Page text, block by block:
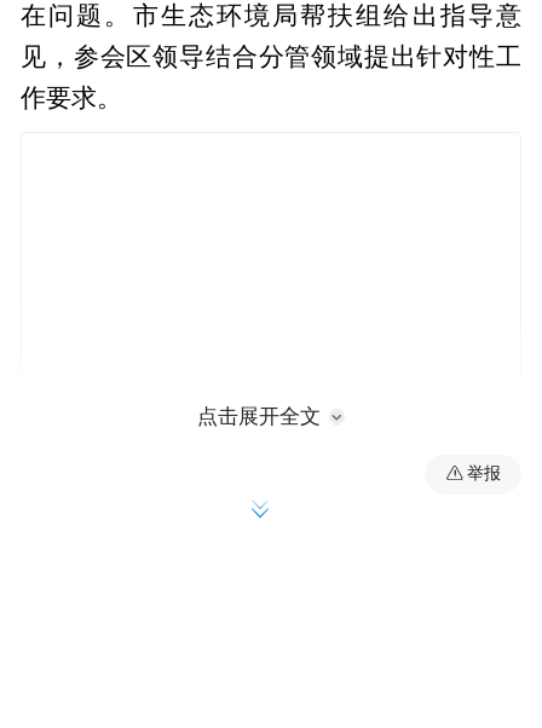
在问题。市生态环境局帮扶组给出指导意
见，参会区领导结合分管领域提出针对性工
作要求。
点击展开全文
举报